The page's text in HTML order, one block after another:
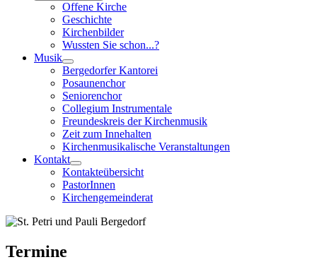
Offene Kirche
Geschichte
Kirchenbilder
Wussten Sie schon...?
Musik
Bergedorfer Kantorei
Posaunenchor
Seniorenchor
Collegium Instrumentale
Freundeskreis der Kirchenmusik
Zeit zum Innehalten
Kirchenmusikalische Veranstaltungen
Kontakt
Kontakteübersicht
PastorInnen
Kirchengemeinderat
Termine